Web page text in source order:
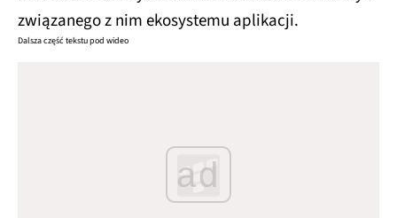
związanego z nim ekosystemu aplikacji.
Dalsza część tekstu pod wideo
ad